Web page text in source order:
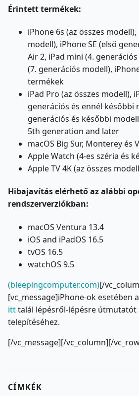
Érintett termékek:
iPhone 6s (az összes
modell), iPhone SE (első
Air 2, iPad mini (4.
(7. generációs modell),
termékek
iPad Pro (az összes modell),
generációs és ennél későbbi
generációs és későbbi
5th generation and later
macOS Big Sur, Monterey és
Apple Watch (4-es széria és
Apple TV 4K (az összes
Hibajavítás elérhető az alábbi
rendszerverziókban:
macOS Ventura 13.4
iOS and iPadOS 16.5
tvOS 16.5
watchOS 9.5
(bleepingcomputer.com)[/
[vc_message]iPhone-ok esetében
itttalál lépésről-lépésre útmutatót
telepítéséhez.
[/vc_message][/vc_column][/
CÍMKÉK